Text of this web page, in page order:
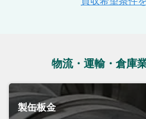
物流・運輸・倉庫
製缶板金